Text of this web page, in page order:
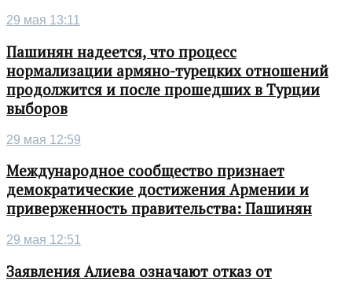
29 мая 13:11
Пашинян надеется, что процесс
нормализации армяно-турецких отношений
продолжится и после прошедших в Турции
выборов
29 мая 12:59
Международное сообщество признает
демократические достижения Армении и
приверженность правительства: Пашинян
29 мая 12:51
Заявления Алиева означают отказ от